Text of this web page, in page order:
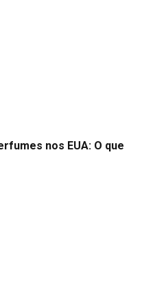
nos EUA: O que